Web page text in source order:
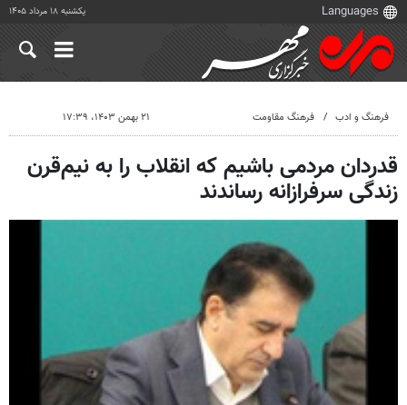
یکشنبه ۱۸ مرداد ۱۴۰۵
فرهنگ و ادب فرهنگ مقاومت ۲۱ بهمن ۱۴۰۳، ۱۷:۳۹
قدردان مردمی باشیم که انقلاب را به نیم‌قرن
زندگی سرفرازانه رساندند